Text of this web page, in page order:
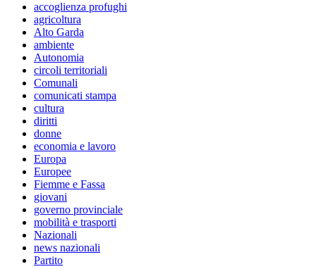
accoglienza profughi
agricoltura
Alto Garda
ambiente
Autonomia
circoli territoriali
Comunali
comunicati stampa
cultura
diritti
donne
economia e lavoro
Europa
Europee
Fiemme e Fassa
giovani
governo provinciale
mobilità e trasporti
Nazionali
news nazionali
Partito